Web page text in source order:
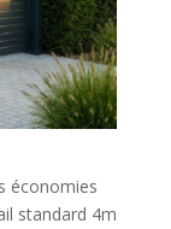
économies
standard 4m